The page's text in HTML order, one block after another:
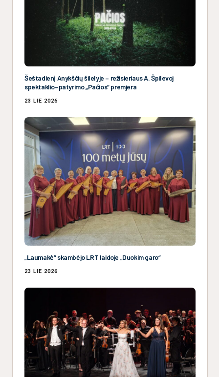
Šeštadienį Anykščių šilelyje – režisieriaus A. Špilevoj
spektaklio–patyrimo „Pačios“ premjera
23 LIE 2026
„Laumakė“ skambėjo LRT laidoje „Duokim garo“
23 LIE 2026